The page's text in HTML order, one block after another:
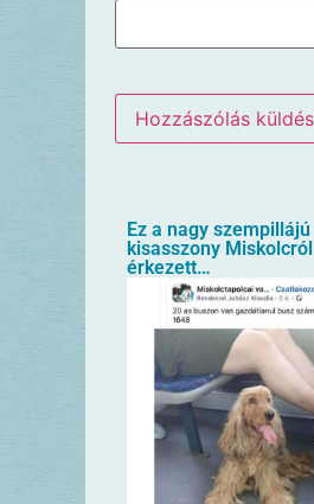
Ez a nagy szempillájú
kisasszony Miskolcról
érkezett…